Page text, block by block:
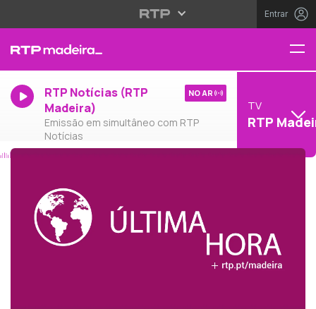
Entrar
RTP Notícias (RTP
Madeira)
Emissão em simultâneo com RTP
Notícias
NO AR
TV
RTP